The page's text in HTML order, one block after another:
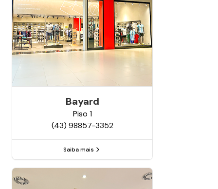
Bayard
Piso 1
(43) 98857-3352
Saiba mais